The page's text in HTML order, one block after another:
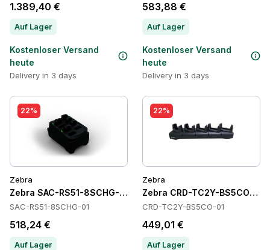
1.389,40 €
Auf Lager
Kostenloser Versand
heute
Delivery in 3 days
583,88 €
Auf Lager
Kostenloser Versand
heute
Delivery in 3 days
22%
Zebra
Zebra SAC-RS51-8SCHG-01 Batteries
SAC-RS51-8SCHG-01
518,24 €
Auf Lager
22%
Zebra
Zebra CRD-TC2Y-BS5CO-01
CRD-TC2Y-BS5CO-01
449,01 €
Auf Lager